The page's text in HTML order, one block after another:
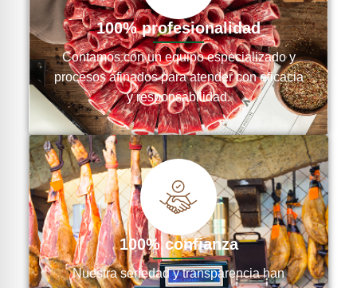
100% profesionalidad
Contamos con un equipo especializado y
procesos afinados para atender con eficacia
y responsabilidad.
100% confianza
Nuestra seriedad y transparencia han